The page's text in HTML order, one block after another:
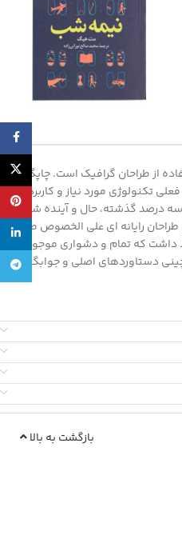
از طراحان گرافیک است. چاپگرها و
تکنولوژی مورد نیاز و کاربردهای
درصد گذشته، حال و آینده شناخت
رایانه ای علی الخصوص طراحان
داشت که تمام و دشواری موجود در
دستاوردهای اصلی و جوابگوی
بازگشت به بالا
تلگرام